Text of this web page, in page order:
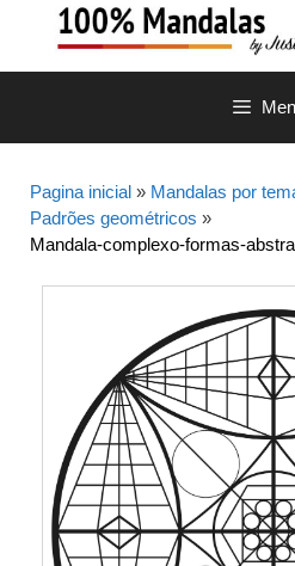
o
Pagina inicial » Mandalas por
Padrões geométricos »
Mandala-complexo-formas-